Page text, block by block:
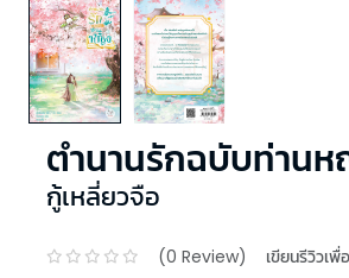
ตำนานรักฉบับท่านห
กู้เหลี่ยวจือ
(0 Review) เขียนรีวิวเพื่